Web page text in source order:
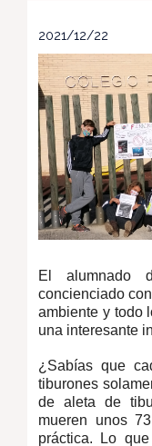
2021/12/22
El alumnado
concienciado
ambiente y todo
una interesante
¿Sabías que
tiburones
de aleta de
mueren unos
práctica. Lo